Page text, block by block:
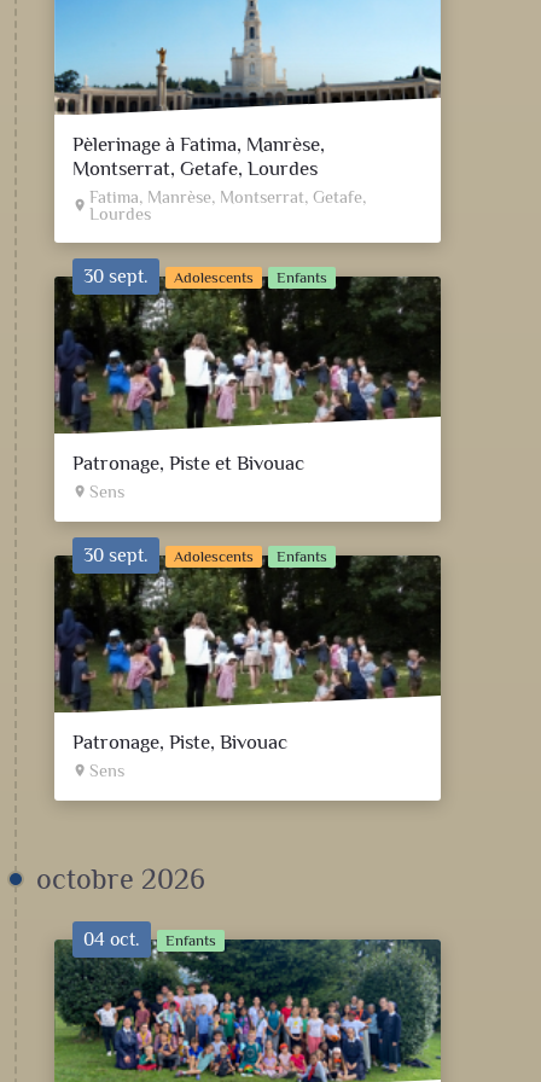
Pèlerinage à Fatima, Manrèse,
Montserrat, Getafe, Lourdes
place Fatima, Manrèse, Montserrat, Getafe,
Lourdes
30 sept. Adolescents Enfants
Patronage, Piste et Bivouac
place Sens
30 sept. Adolescents Enfants
Patronage, Piste, Bivouac
place Sens
octobre 2026
04 oct. Enfants